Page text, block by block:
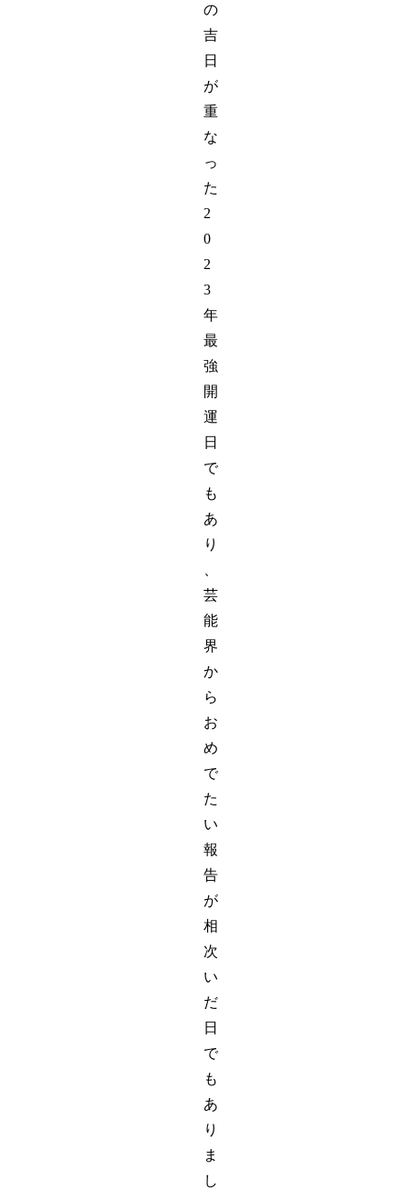
の
吉
日
が
重
な
っ
た
2
0
2
3
年
最
強
開
運
日
で
も
あ
り
芸
能
界
か
ら
お
め
で
た
い
報
告
が
相
次
い
だ
日
で
も
あ
り
ま
し